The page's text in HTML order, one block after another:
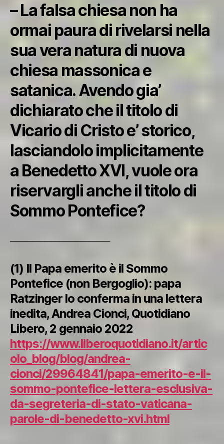
– La falsa chiesa non ha
ormai paura di rivelarsi nella
sua vera natura di nuova
chiesa massonica e
satanica. Avendo gia’
dichiarato che il titolo di
Vicario di Cristo e’ storico,
lasciandolo implicitamente
a Benedetto XVI, vuole ora
riservargli anche il titolo di
Sommo Pontefice?
(1) Il Papa emerito è il Sommo
Pontefice (non Bergoglio): papa
Ratzinger lo conferma in una lettera
inedita, Andrea Cionci, Quotidiano
Libero, 2 gennaio 2022
https://www.liberoquotidiano.it/artic
olo_blog/blog/andrea-
cionci/29964841/papa-emerito-e-il-
sommo-pontefice-lettera-esclusiva-
da-segreteria-di-stato-vaticana-
parole-di-benedetto-xvi.html